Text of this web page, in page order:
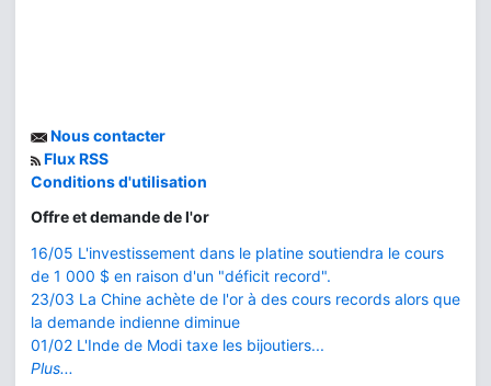
Nous contacter
Flux RSS
Conditions d'utilisation
Offre et demande de l'or
16/05 L'investissement dans le platine soutiendra le cours
de 1 000 $ en raison d'un "déficit record".
23/03 La Chine achète de l'or à des cours records alors que
la demande indienne diminue
01/02 L'Inde de Modi taxe les bijoutiers...
Plus...